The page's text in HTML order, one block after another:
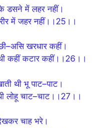
डसने में लहर नहीं।
में जहर नहीं।।25।।
खरधार कहीं।
कहीं कटार कहीं।।26।।
थी भू पाट–पाट।
लोहू चाट–चाट।।27।।
चाह भरे।